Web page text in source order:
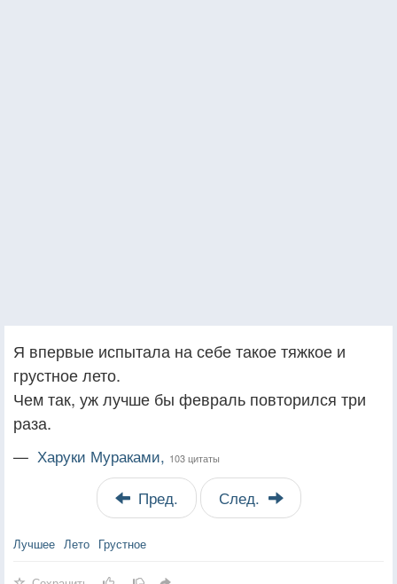
Я впервые испытала на себе такое тяжкое и
грустное лето.
Чем так, уж лучше бы февраль повторился три
раза.
— Харуки Мураками, 103 цитаты
Пред. След.
Лучшее Лето Грустное